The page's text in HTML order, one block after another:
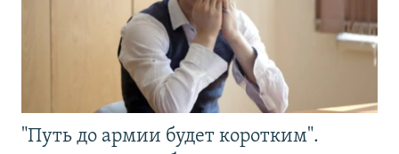
"Путь до армии будет коротким".